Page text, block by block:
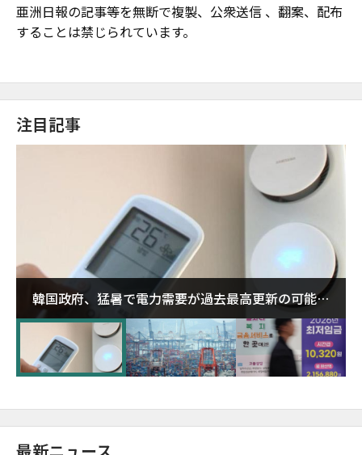
亜洲日報の記事等を無断で複製、公衆送信 、翻案、配布
することは禁じられています。
注目記事
韓国政府、猛暑で電力需要が過去最高更新の可能性
に需給対応体制を点検
最新ニュース